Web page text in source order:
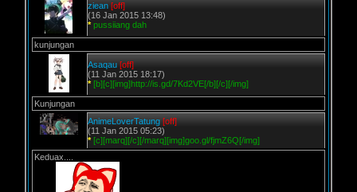
ziean [off]
(16 Jan 2015 13:48)
* pussiiang dah
kunjungan
Asaqau [off]
(11 Jan 2015 18:17)
* [b][c][img]http://is.gd/7Kd2VE[/b][/c][/img]
Kunjungan
AnimeLoverTatung [off]
(11 Jan 2015 05:23)
* [c][marq][/c][/marq][img]goo.gl/fjmZ6Q[/img]
Keduax....